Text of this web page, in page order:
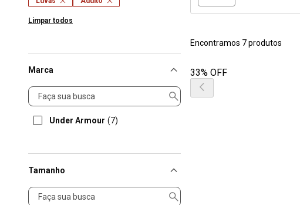
Limpar todos
Marca
Marca
Under Armour (7)
Tamanho
Tamanho
Encontramos 7 produtos
33% OFF